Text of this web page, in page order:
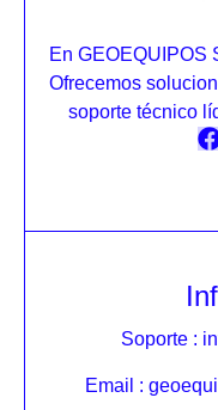
En GEOEQUIPOS
Ofrecemos
soporte técnico
Soporte :
Email :